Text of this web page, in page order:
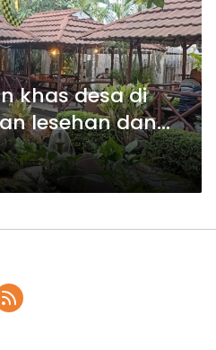
khas desa di
lesehan dan